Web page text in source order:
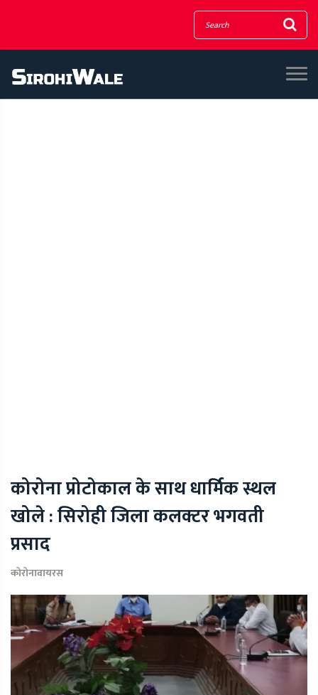
कोरोना प्रोटोकाल के साथ धार्मिक स्थल
खोले : सिरोही जिला कलक्टर भगवती
प्रसाद
कोरोनावायरस